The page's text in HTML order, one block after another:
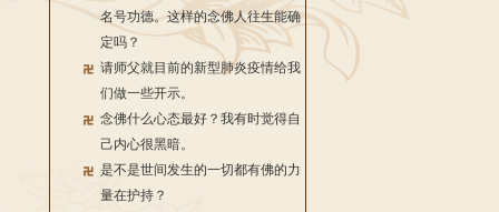
名号功德。这样的念佛人往生能确
定吗？
请师父就目前的新型肺炎疫情给我
们做一些开示。
念佛什么心态最好？我有时觉得自
己内心很黑暗。
是不是世间发生的一切都有佛的力
量在护持？